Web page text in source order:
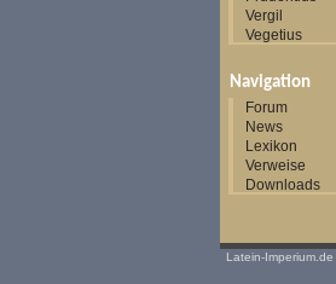
Vergil
Vegetius
Navigation
Forum
News
Lexikon
Verweise
Downloads
Latein-Imperium.de